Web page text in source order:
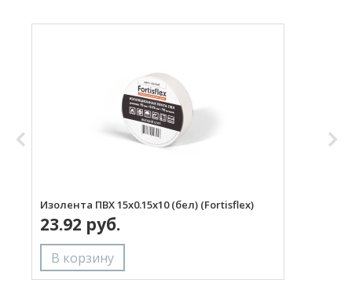
Изолента ПВХ 15х0.15х10 (бел) (Fortisflex)
23.92 руб.